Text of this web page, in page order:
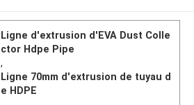
Ligne d'extrusion d'EVA Dust Colle
ctor Hdpe Pipe
,
Ligne 70mm d'extrusion de tuyau d
e HDPE